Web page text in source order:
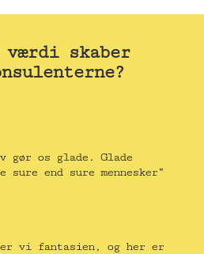
værdi skaber
gør os glade. Glade
sure end sure mennesker”
vi fantasien, og her er